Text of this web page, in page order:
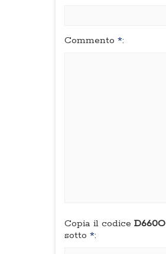
Commento *:
Copia il codice D660O
sotto *: